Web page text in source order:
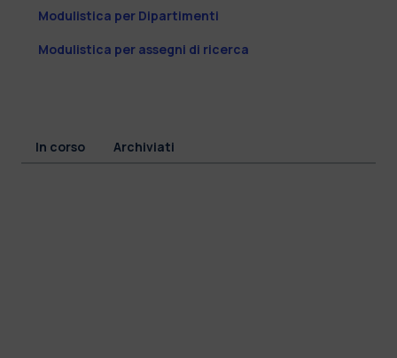
Modulistica per Dipartimenti
Modulistica per assegni di ricerca
In corso Archiviati